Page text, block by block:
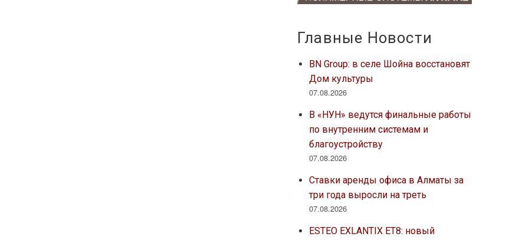
Главные Новости
BN Group: в селе Шойна восстановят
Дом культуры
07.08.2026
В «НУН» ведутся финальные работы
по внутренним системам и
благоустройству
07.08.2026
Ставки аренды офиса в Алматы за
три года выросли на треть
07.08.2026
ESTEO EXLANTIX ET8: новый